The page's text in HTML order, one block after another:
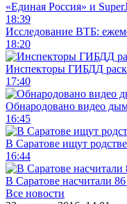
«Единая Россия» и
18:39
Исследование ВТБ:
18:20
Инспекторы ГИБДД
17:40
Обнародовано видео
16:45
В Саратове ищут
16:44
В Саратове насчитали
Все новости